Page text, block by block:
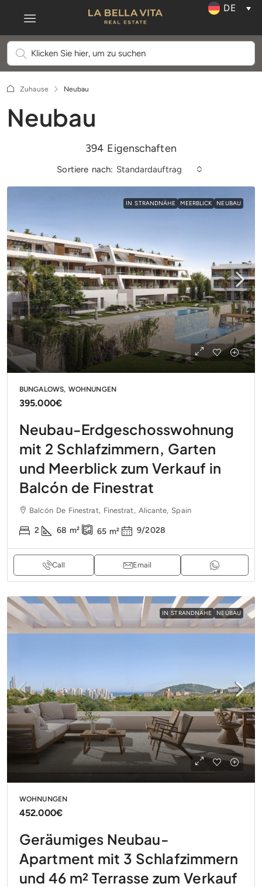
DE
Zuhause Neubau
Neubau
394 Eigenschaften
Sortiere nach: Standardauftrag
IN STRANDNÄHE MEERBLICK NEUBAU
BUNGALOWS, WOHNUNGEN
395.000€
Neubau-Erdgeschosswohnung
mit 2 Schlafzimmern, Garten
und Meerblick zum Verkauf in
Balcón de Finestrat
Balcón De Finestrat, Finestrat, Alicante, Spain
2 68 m² 65 m² 9/2028
Call Email
IN STRANDNÄHE NEUBAU
WOHNUNGEN
452.000€
Geräumiges Neubau-
Apartment mit 3 Schlafzimmern
und 46 m² Terrasse zum Verkauf